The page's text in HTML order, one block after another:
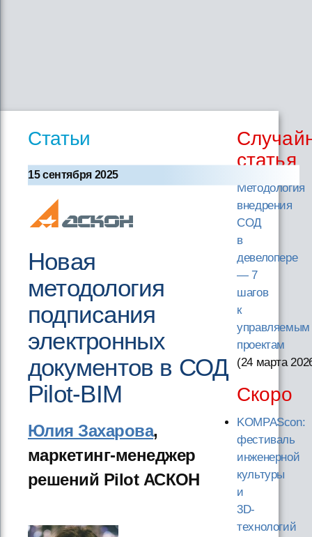
Статьи
15 сентября 2025
Новая
методология
подписания
электронных
документов в СОД
Pilot-BIM
Юлия Захарова,
маркетинг-менеджер
решений Pilot АСКОН
статья
Методология
внедрения
СОД
в
девелопере
— 7
шагов
к
управляемым
проектам
(24 марта
Скоро
KOMPAScon:
фестиваль
инженерной
культуры
и
3D-
технологий